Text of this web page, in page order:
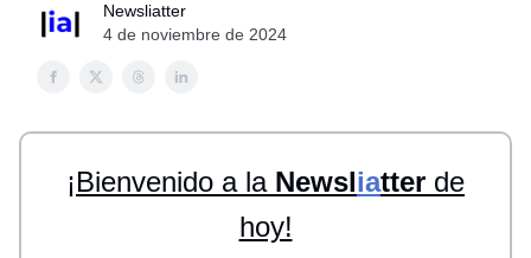
Newsliatter
4 de noviembre de 2024
¡Bienvenido a la Newsliatter de
hoy!